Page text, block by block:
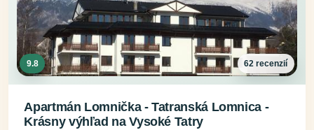
9.8 62 recenzií
Apartmán Lomnička - Tatranská Lomnica -
Krásny výhľad na Vysoké Tatry